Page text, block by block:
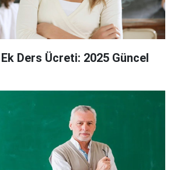
Ders Ücreti: 2025 Güncel